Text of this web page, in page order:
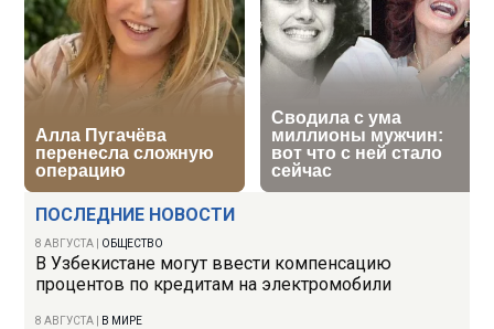
ПОСЛЕДНИЕ НОВОСТИ
8 АВГУСТА ОБЩЕСТВО
В Узбекистане могут ввести компенсацию
процентов по кредитам на электромобили
8 АВГУСТА В МИРЕ